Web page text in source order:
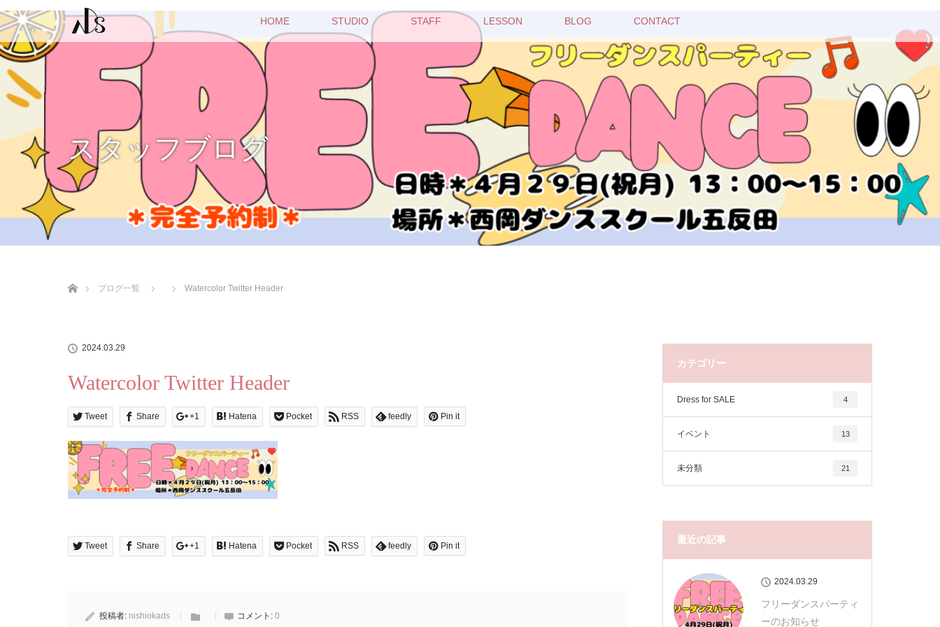
HOME STUDIO STAFF LESSON BLOG CONTACT
スタッフブログ
ブログ一覧
Watercolor Twitter Header
2024.03.29
Watercolor Twitter Header
Tweet Share +1 Hatena Pocket RSS feedly Pin it
Tweet Share +1 Hatena Pocket RSS feedly Pin it
投稿者: nishiokads コメント: 0
カテゴリー
Dress for SALE 4
イベント 13
未分類 21
最近の記事
2024.03.29
フリーダンスパーティ
ーのお知らせ